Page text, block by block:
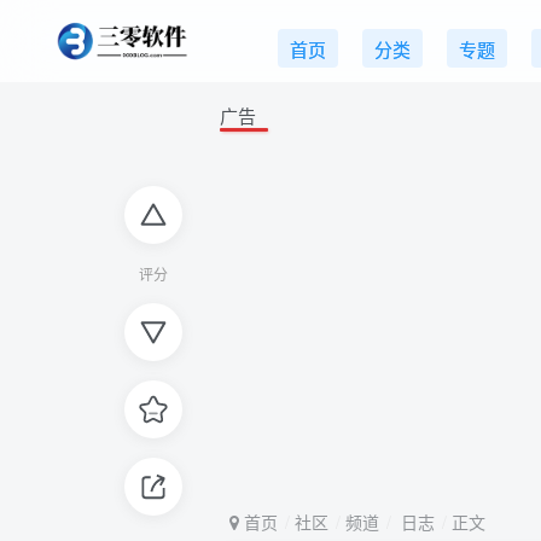
首页 分类 专题
评分
广告
首页 社区 频道 日志 正文